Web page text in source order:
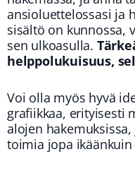
ansioluettelossasi ja
sisältö on kunnossa,
sen ulkoasulla.
helppolukuisuus,
Voi olla myös hyvä
grafiikkaa, erityisesti
alojen
toimia jopa ikäänkuin